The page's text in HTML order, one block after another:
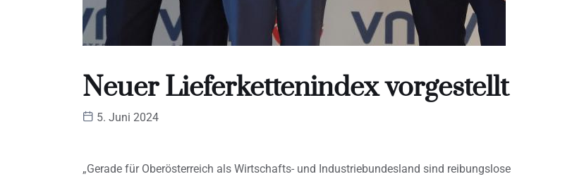
Neuer Lieferkettenindex vorgestellt
5. Juni 2024
„Gerade für Oberösterreich als Wirtschafts- und Industriebundesland sind reibungslose